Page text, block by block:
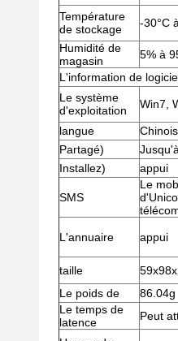
Température
de stockage
-30°C
Humidité de
magasin
5% à
L'information de
Le système
d'exploitation
Win7,
langue
Partagé)
Installez)
appui
SMS
Le
L'annuaire appui
taille
Le poids de
86.04g
Le temps de
latence
Peut